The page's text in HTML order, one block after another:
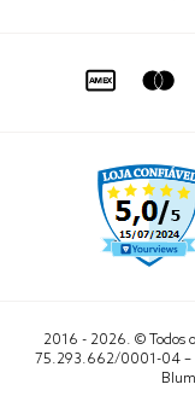
sac@altenburg.com.br
2016 - 2026. © Todos
75.293.662/0001-04 –